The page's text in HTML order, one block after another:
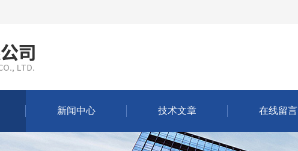
新闻中心 技术文章 在线留言